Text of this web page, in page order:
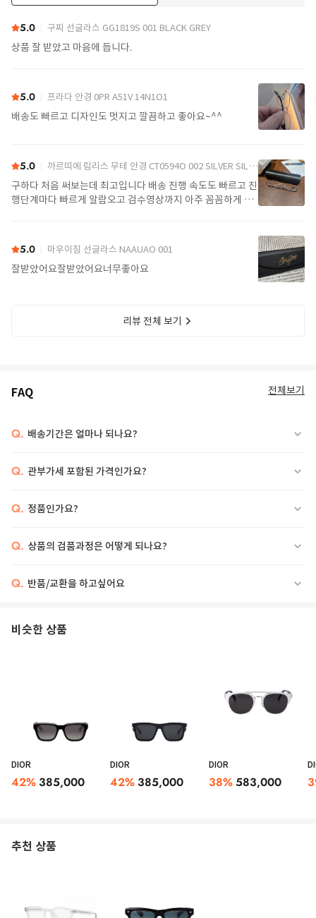
5.0 구찌 선글라스 GG1819S 001 BLACK GREY
상품 잘 받았고 마음에 듭니다.
5.0 프라다 안경 0PR A51V 14N1O1
배송도 빠르고 디자인도 멋지고 깔끔하고 좋아요~^^
5.0 까르띠에 림리스 무테 안경 CT0594O 002 SILVER SILVER TRANSPARENT
구하다 처음 써보는데 최고입니다 배송 진행 속도도 빠르고 진
행단계마다 빠르게 알람오고 검수영상까지 아주 꼼꼼하게 찍
5.0 마우이짐 선글라스 NAAUAO 001
잘받았어요잘받았어요너무좋아요
리뷰 전체 보기
FAQ 전체보기
Q. 배송기간은 얼마나 되나요?
Q. 관부가세 포함된 가격인가요?
Q. 정품인가요?
Q. 상품의 검품과정은 어떻게 되나요?
Q. 반품/교환을 하고싶어요
비슷한 상품
DIOR
42% 385,000
DIOR
42% 385,000
DIOR
38%583,000
추천 상품